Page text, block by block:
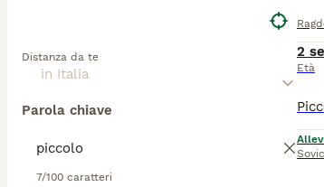
Distanza da te
Parola chiave
7/100 caratteri
2
Età